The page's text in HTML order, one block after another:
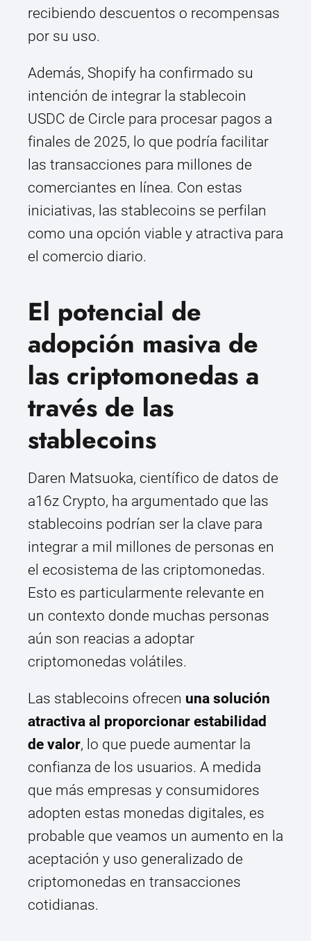
recibiendo descuentos o recompensas
por su uso.
Además, Shopify ha confirmado su
intención de integrar la stablecoin
USDC de Circle para procesar pagos a
finales de 2025, lo que podría facilitar
las transacciones para millones de
comerciantes en línea. Con estas
iniciativas, las stablecoins se perfilan
como una opción viable y atractiva para
el comercio diario.
El potencial de
adopción masiva de
las criptomonedas a
través de las
stablecoins
Daren Matsuoka, científico de datos de
a16z Crypto, ha argumentado que las
stablecoins podrían ser la clave para
integrar a mil millones de personas en
el ecosistema de las criptomonedas.
Esto es particularmente relevante en
un contexto donde muchas personas
aún son reacias a adoptar
criptomonedas volátiles.
Las stablecoins ofrecen una solución
atractiva al proporcionar estabilidad
de valor, lo que puede aumentar la
confianza de los usuarios. A medida
que más empresas y consumidores
adopten estas monedas digitales, es
probable que veamos un aumento en la
aceptación y uso generalizado de
criptomonedas en transacciones
cotidianas.